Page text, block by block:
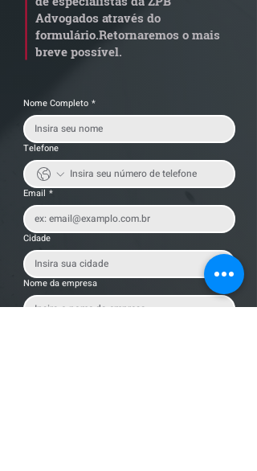
alerta para
transportadoras
Advogados através do
formulário.Retornaremos o mais
breve possível.
Nome Completo *
Telefone
Email *
Cidade
Nome da empresa